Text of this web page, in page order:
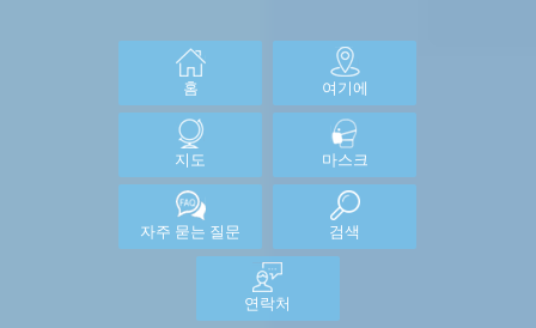
홈 여기에
지도 마스크
자주 묻는 질문 검색
연락처